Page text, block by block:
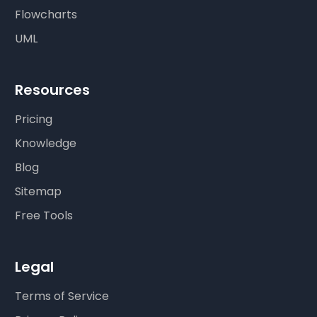
Flowcharts
UML
Resources
Pricing
Knowledge
Blog
Sitemap
Free Tools
Legal
Terms of Service